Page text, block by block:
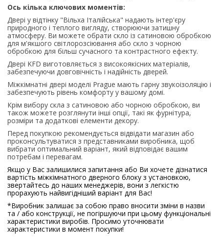
Ось кілька ключових моментів:
Двері у відтінку "Вільха Італійська" надають інтер'єру
природного і теплого вигляду, створюючи затишну
атмосферу. Ви можете обрати скло із сатиновою обробкою
для м'якшого світлорозсіювання або скло з чорною
обробкою для більш сучасного та контрастного ефекту.
Двері KFD виготовляється з високоякісних матеріалів,
забезпечуючи довговічність і надійність дверей.
Міжкімнатні двері моделі Prague мають гарну звукоізоляцію і
забезпечують рівень комфорту у вашому домі.
Крім вибору скла з сатиновою або чорною обробкою, ви
також можете розглянути інші опції, такі як фурнітура,
розміри та додаткові елементи декору.
Перед покупкою рекомендується відвідати магазин або
проконсультуватися з представниками виробника, щоб
вибрати оптимальний варіант, який відповідає вашим
потребам і перевагам.
Якщо у Вас залишилися запитання або Ви хочете дізнатися
вартість міжкімнатного дверного блоку з установкою,
звертайтесь до наших менеджерів, вони з легкістю
прорахують найвигідніший варіант для Вас!
*Виробник залишає за собою право вносити зміни в назви
та / або конструкції, не погіршуючи при цьому функціональні
характеристики виробів. Просимо уточнювати
характеристики в момент покупки!